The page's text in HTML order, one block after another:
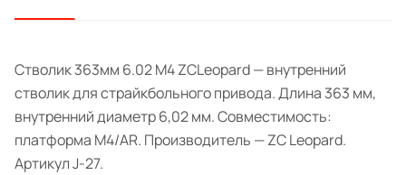
Стволик 363мм 6.02 M4 ZCLeopard — внутренний
стволик для страйкбольного привода. Длина 363 мм,
внутренний диаметр 6,02 мм. Совместимость:
платформа M4/AR. Производитель — ZC Leopard.
Артикул J-27.